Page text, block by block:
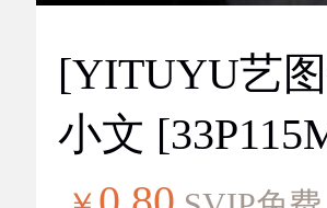
[YITUYU艺
小文